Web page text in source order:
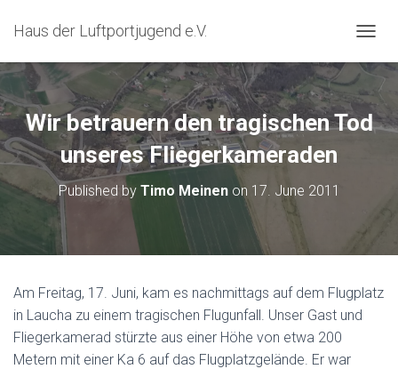
Haus der Luftportjugend e.V.
O
G
L
E
A
N
Wir betrauern den tragischen Tod
unseres Fliegerkameraden
Published by Timo Meinenon 17. June 2011
Am Freitag, 17. Juni, kam es nachmittags auf dem Flugplatz
in Laucha zu einem tragischen Flugunfall. Unser Gast und
Fliegerkamerad stürzte aus einer Höhe von etwa 200
Metern mit einer Ka 6 auf das Flugplatzgelände. Er war